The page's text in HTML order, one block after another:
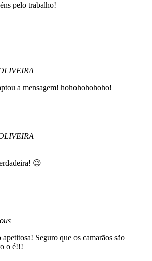
pelo trabalho!
a mensagem! hohohohohoho!
😉
Seguro que os camarãos são
o é!!!